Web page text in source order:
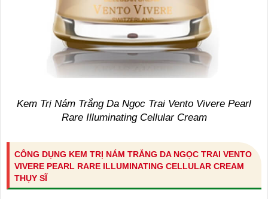
Kem Trị Nám Trắng Da Ngọc Trai Vento Vivere Pearl
Rare Illuminating Cellular Cream
CÔNG DỤNG KEM TRỊ NÁM TRẮNG DA NGỌC TRAI VENTO
VIVERE PEARL RARE ILLUMINATING CELLULAR CREAM
THỤY SĨ